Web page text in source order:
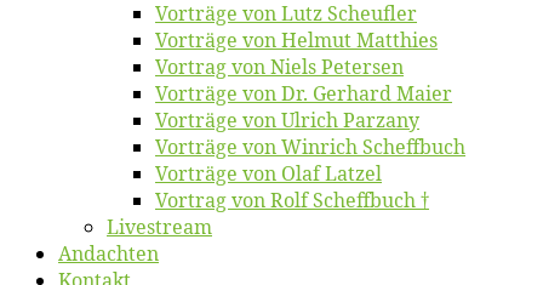
Vor­trä­ge von Lutz Scheufler
Vor­trä­ge von Hel­mut Matthies
Vor­trag von Niels Petersen
Vor­trä­ge von Dr. Ger­hard Maier
Vor­trä­ge von Ul­rich Parzany
Vor­trä­ge von Win­rich Scheffbuch
Vor­trä­ge von Olaf Latzel
Vor­trag von Rolf Scheffbuch †
Live­stream
An­dach­ten